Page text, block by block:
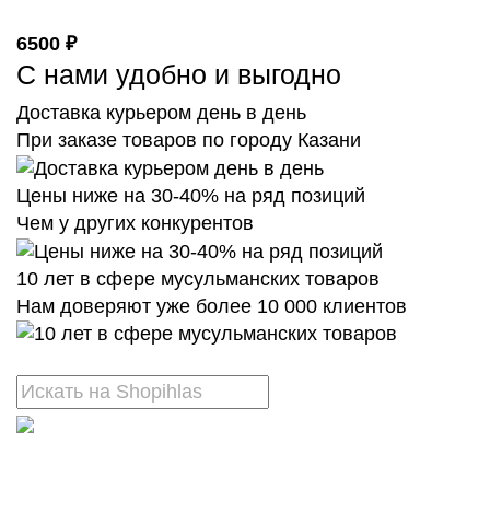
6500 ₽
С нами удобно и выгодно
Доставка курьером день в день
При заказе товаров по городу Казани
Цены ниже на 30-40% на ряд позиций
Чем у других конкурентов
10 лет в сфере мусульманских товаров
Нам доверяют уже более 10 000 клиентов